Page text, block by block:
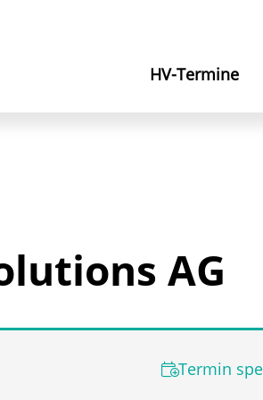
HV-Termine
AG
Termin